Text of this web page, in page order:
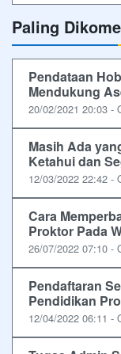
Paling
Pendataan
Mendukung
20/02/2021 20:03 -
Masih Ada
Ketahui dan
12/03/2022 22:42 -
Cara
Proktor Pada
26/07/2022 07:10 -
Pendaftaran
Pendidikan
12/04/2022 06:11 -